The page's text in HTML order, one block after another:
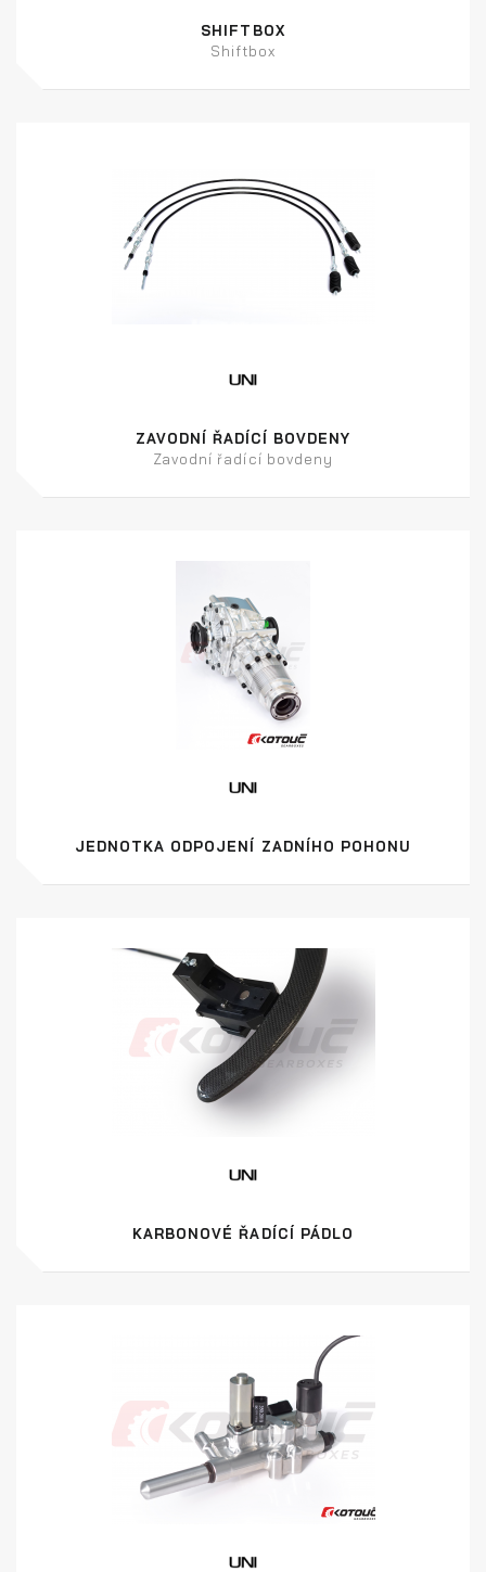
SHIFTBOX
Shiftbox
ZAVODNÍ ŘADÍCÍ BOVDENY
Zavodní řadící bovdeny
JEDNOTKA ODPOJENÍ ZADNÍHO POHONU
KARBONOVÉ ŘADÍCÍ PÁDLO